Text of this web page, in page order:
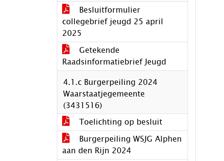
Besluitformulier
collegebrief jeugd 25 april
2025
Getekende
Raadsinformatiebrief Jeugd
4.1.c Burgerpeiling 2024
Waarstaatjegemeente
(3431516)
Toelichting op besluit
Burgerpeiling WSJG Alphen
aan den Rijn 2024